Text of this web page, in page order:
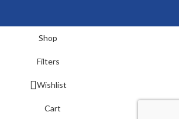
Shop
Filters
Wishlist
Cart